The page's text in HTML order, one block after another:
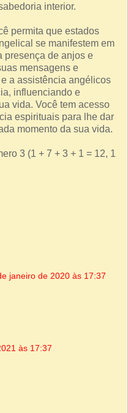
interior.
permita que estados
se manifestem em
presença de anjos e
mensagens e
a assistência angélicos
influenciando e
vida. Você tem acesso
espirituais para lhe dar
momento da sua vida.
3 (1 + 7 + 3 + 1 = 12, 1
janeiro de 2020 às 17:37
às 17:37